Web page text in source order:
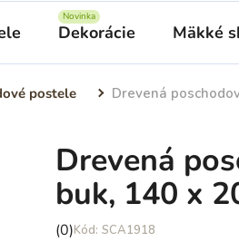
Dekorácie Mäkké
postele Drevená
Drevená
buk, 140 x
Priemerné
(0) SCA1918